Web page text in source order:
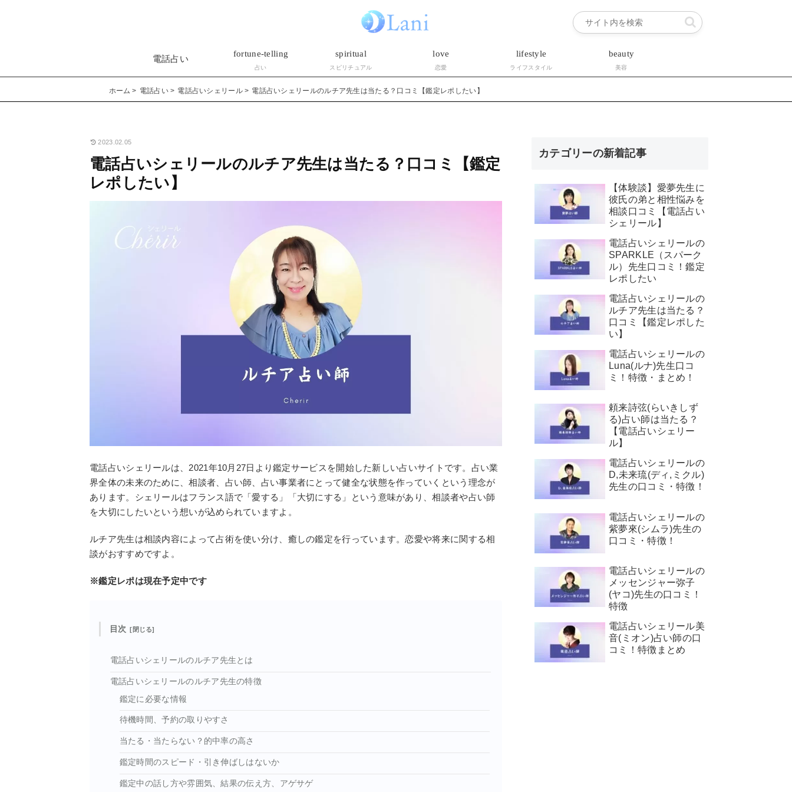
電話占い
fortune-telling
占い
spiritual
スピリチュアル
love
恋愛
lifestyle
ライフスタイル
beauty
美容
ホーム 電話占い 電話占いシェリール 電話占いシェリールのルチア先生は当たる？口コミ【鑑定レポしたい】
2023.02.05
電話占いシェリールのルチア先生は当たる？口コミ【鑑定
レポしたい】
電話占いシェリールは、2021年10月27日より鑑定サービスを開始した新しい占いサイトです。占い業
界全体の未来のために、相談者、占い師、占い事業者にとって健全な状態を作っていくという理念が
あります。シェリールはフランス語で「愛する」「大切にする」という意味があり、相談者や占い師
を大切にしたいという想いが込められていますよ。
ルチア先生は相談内容によって占術を使い分け、癒しの鑑定を行っています。恋愛や将来に関する相
談がおすすめですよ。
※鑑定レポは現在予定中です
目次
電話占いシェリールのルチア先生とは
電話占いシェリールのルチア先生の特徴
鑑定に必要な情報
待機時間、予約の取りやすさ
当たる・当たらない？的中率の高さ
鑑定時間のスピード・引き伸ばしはないか
鑑定中の話し方や雰囲気、結果の伝え方、アゲサゲ
カテゴリーの新着記事
【体験談】愛夢先生に
彼氏の弟と相性悩みを
相談口コミ【電話占い
シェリール】
電話占いシェリールの
SPARKLE（スパーク
ル）先生口コミ！鑑定
レポしたい
電話占いシェリールの
ルチア先生は当たる？
口コミ【鑑定レポした
い】
電話占いシェリールの
Luna(ルナ)先生口コ
ミ！特徴・まとめ！
頼来詩弦(らいきしず
る)占い師は当たる？
【電話占いシェリー
ル】
電話占いシェリールの
D,未来琉(ディ,ミクル)
先生の口コミ・特徴！
電話占いシェリールの
紫夢來(シムラ)先生の
口コミ・特徴！
電話占いシェリールの
メッセンジャー弥子
(ヤコ)先生の口コミ！
特徴
電話占いシェリール美
音(ミオン)占い師の口
コミ！特徴まとめ